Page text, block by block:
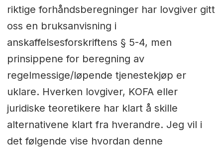
riktige forhåndsberegninger har lovgiver gitt
oss en bruksanvisning i
anskaffelsesforskriftens § 5-4, men
prinsippene for beregning av
regelmessige/løpende tjenestekjøp er
uklare. Hverken lovgiver, KOFA eller
juridiske teoretikere har klart å skille
alternativene klart fra hverandre. Jeg vil i
det følgende vise hvordan denne